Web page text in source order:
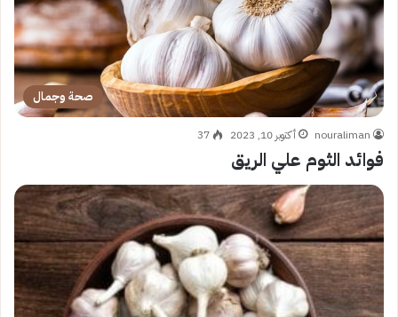
صحة وجمال
nouraliman أكتوبر 10, 2023 37
فوائد الثوم علي الريق